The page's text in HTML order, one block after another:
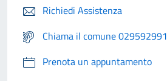
Richiedi Assistenza
Chiama il comune 029592991
Prenota un appuntamento